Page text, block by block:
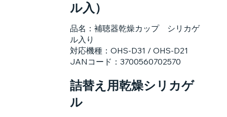
品名：補聴器乾燥カップ シリカゲ
ル入り
対応機種：OHS-D31 / OHS-D21
JANコード：3700560702570
ル入）
詰替え用乾燥シリカゲ
ル